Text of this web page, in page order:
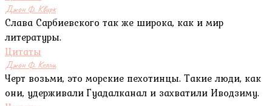
Джон Ф. Квирк
Слава Сарбиевского так же широка, как и мир
литературы.
Цитаты
Джон Ф. Келли
Черт возьми, это морские пехотинцы. Такие люди, как
они, удерживали Гуадалканал и захватили Иводзиму.